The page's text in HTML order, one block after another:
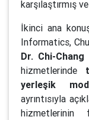
karşılaştırmış
İkinci ana
Informatics,
Dr. Chi-Chang
hizmetlerinde
yerleşik
ayrıntısıyla
hizmetlerinin